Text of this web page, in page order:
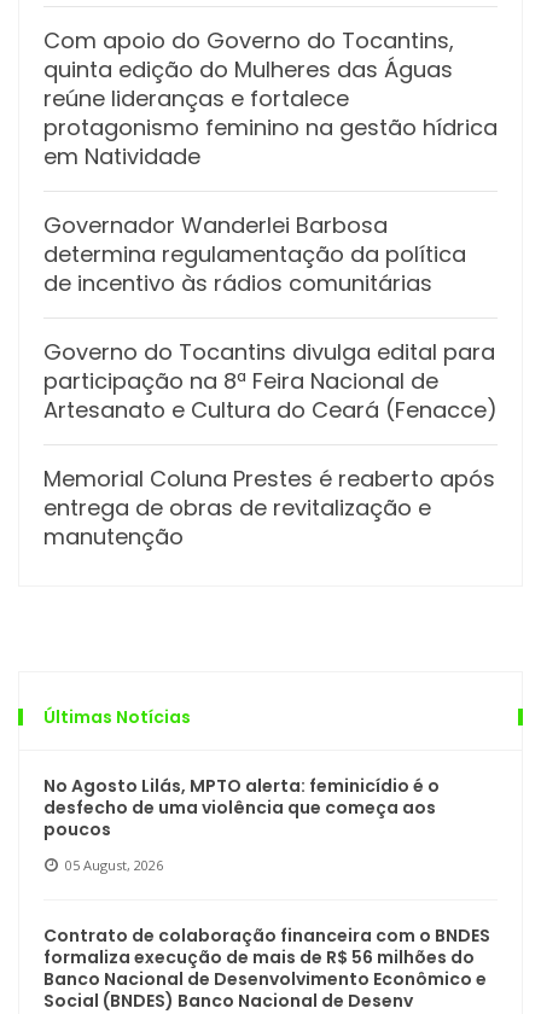
Com apoio do Governo do Tocantins,
quinta edição do Mulheres das Águas
reúne lideranças e fortalece
protagonismo feminino na gestão hídrica
em Natividade
Governador Wanderlei Barbosa
determina regulamentação da política
de incentivo às rádios comunitárias
Governo do Tocantins divulga edital para
participação na 8ª Feira Nacional de
Artesanato e Cultura do Ceará (Fenacce)
Memorial Coluna Prestes é reaberto após
entrega de obras de revitalização e
manutenção
Últimas Notícias
No Agosto Lilás, MPTO alerta: feminicídio é o
desfecho de uma violência que começa aos
poucos
05 August, 2026
Contrato de colaboração financeira com o BNDES
formaliza execução de mais de R$ 56 milhões do
Banco Nacional de Desenvolvimento Econômico e
Social (BNDES) Banco Nacional de Desenv